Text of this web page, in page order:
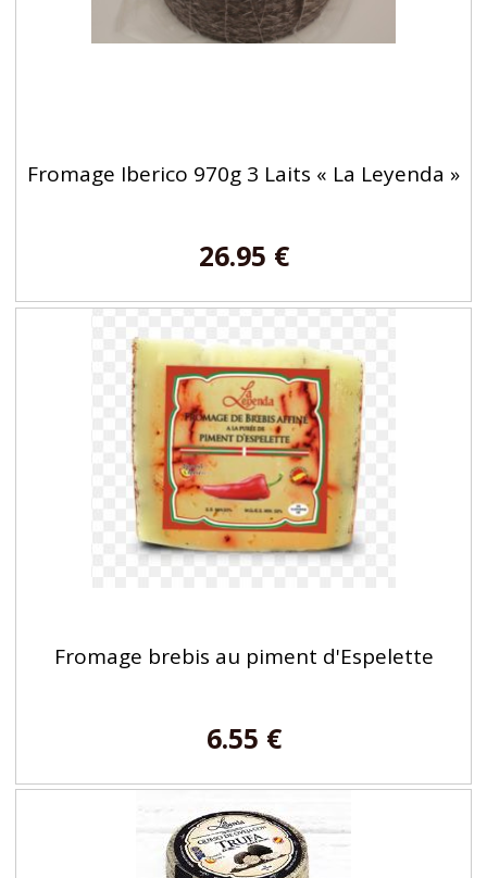
Fromage Iberico 970g 3 Laits « La Leyenda »
26.95 €
Fromage brebis au piment d'Espelette
6.55 €